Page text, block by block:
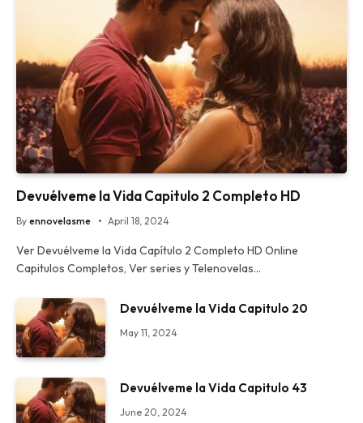
Devuélveme la Vida Capitulo 2 Completo HD
By ennovelasme April 18, 2024
Ver Devuélveme la Vida Capítulo 2 Completo HD Online
Capitulos Completos, Ver series y Telenovelas…
Devuélveme la Vida Capitulo 20
May 11, 2024
Devuélveme la Vida Capitulo 43
June 20, 2024